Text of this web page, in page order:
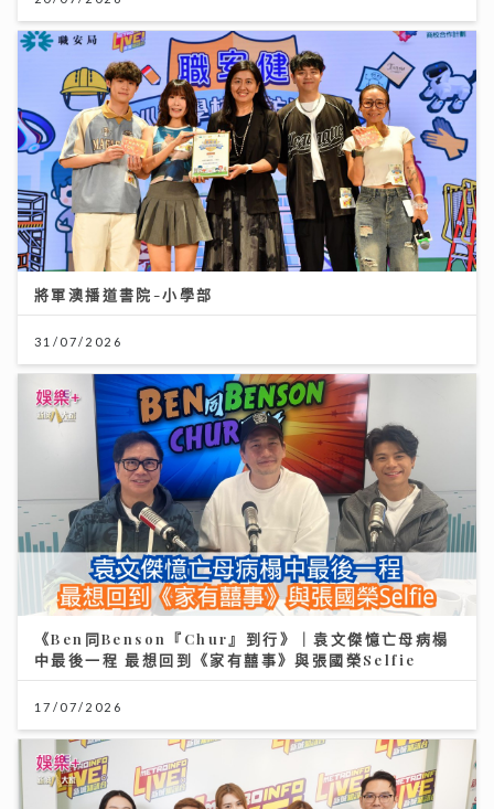
將軍澳播道書院-小學部
31/07/2026
《Ben同Benson『Chur』到行》｜袁文傑憶亡母病榻
中最後一程 最想回到《家有囍事》與張國榮Selfie
17/07/2026